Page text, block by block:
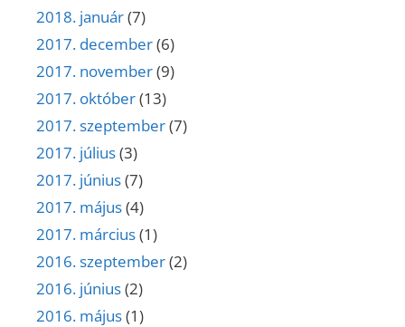
2018. január(7)
2017. december(6)
2017. november(9)
2017. október(13)
2017. szeptember(7)
2017. július(3)
2017. június(7)
2017. május(4)
2017. március(1)
2016. szeptember(2)
2016. június(2)
2016. május(1)